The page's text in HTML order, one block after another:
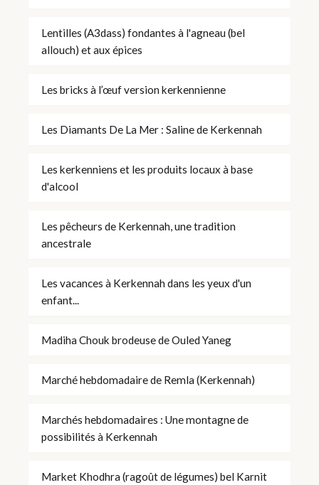
Lentilles (A3dass) fondantes à l'agneau (bel
allouch) et aux épices
Les bricks à l’œuf version kerkennienne
Les Diamants De La Mer : Saline de Kerkennah
Les kerkenniens et les produits locaux à base
d'alcool
Les pêcheurs de Kerkennah, une tradition
ancestrale
Les vacances à Kerkennah dans les yeux d'un
enfant...
Madiha Chouk brodeuse de Ouled Yaneg
Marché hebdomadaire de Remla (Kerkennah)
Marchés hebdomadaires : Une montagne de
possibilités à Kerkennah
Market Khodhra (ragoût de légumes) bel Karnit